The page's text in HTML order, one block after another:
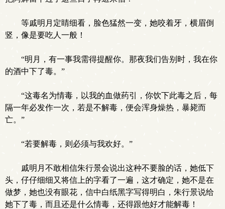
等戚明月定睛细看，脸色猛然一变，她咬着牙，横眉倒
竖，像是要吃人一般！
“明月，有一事我需得提醒你。那夜我们告别时，我在你
的酒中下了毒。”
“这毒名为情毒，以我的血做药引，你饮下此毒之后，每
隔一年必发作一次，若是不解毒，便会浑身燥热，暴毙而
亡。”
“若要解毒，则必须与我欢好。”
戚明月不敢相信朱行景会说出这种不要脸的话，她低下
头，仔仔细细又将信上的字看了一遍，这才确定，她不是在
做梦，她也没有眼花，信中白纸黑字写得明白，朱行景说给
她下了毒，而且还是什么情毒，还得跟他好才能解毒！